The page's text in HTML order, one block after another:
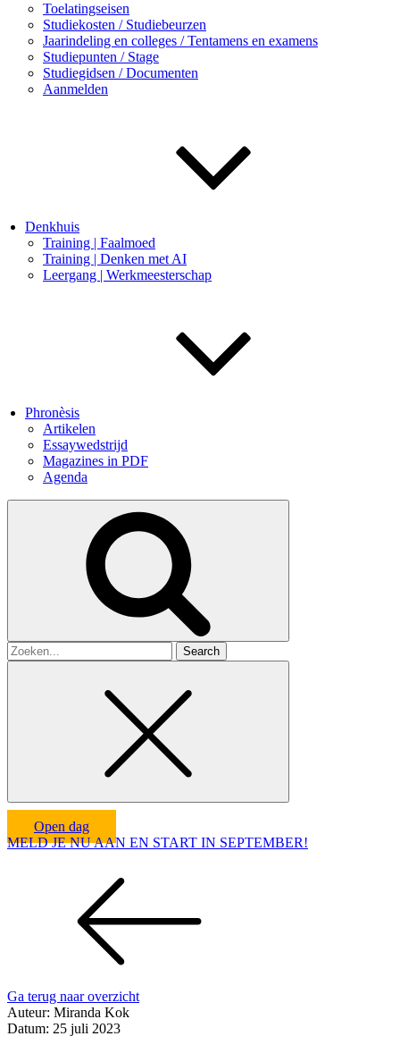
Toelatingseisen
Studiekosten / Studiebeurzen
Jaarindeling en colleges / Tentamens en examens
Studiepunten / Stage
Studiegidsen / Documenten
Aanmelden
Denkhuis
Training | Faalmoed
Training | Denken met AI
Leergang | Werkmeesterschap
Phronèsis
Artikelen
Essaywedstrijd
Magazines in PDF
Agenda
Search
for
Open dag
MELD JE NU AAN EN START IN SEPTEMBER!
Ga terug naar overzicht
Auteur: Miranda Kok
Datum: 25 juli 2023